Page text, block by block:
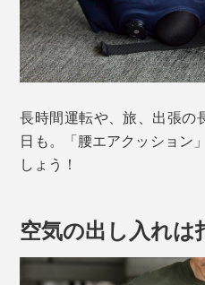
長時間運転や、旅、出張の
日も。「腰エアクッション
しょう！
空気の出し入れは